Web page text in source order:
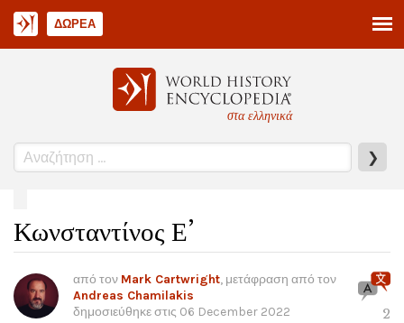
στα ελληνικά
❯
ΔΩΡΕΆ
Κωνσταντίνος Ε’
από τον Mark Cartwright, μετάφραση από τον
Andreas Chamilakis
δημοσιεύθηκε στις 06 December 2022 2